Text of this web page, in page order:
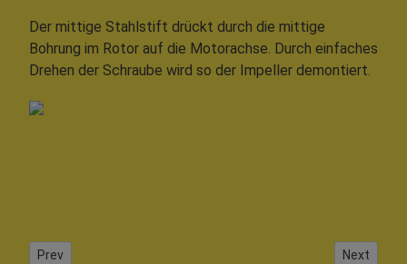
Der mittige Stahlstift drückt durch die mittige
Bohrung im Rotor auf die Motorachse. Durch einfaches
Drehen der Schraube wird so der Impeller demontiert.
Previous article: Impellertest mit EDF 40
Prev Next
Next